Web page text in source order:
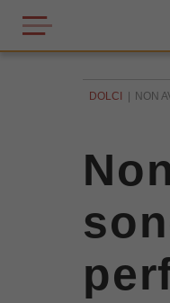
DOLCI NON